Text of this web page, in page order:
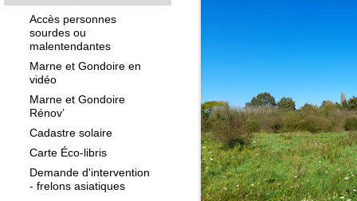
Accès personnes
sourdes ou
malentendantes
Marne et Gondoire en
vidéo
Marne et Gondoire
Rénov’
Cadastre solaire
Carte Éco-libris
Demande d'intervention
- frelons asiatiques